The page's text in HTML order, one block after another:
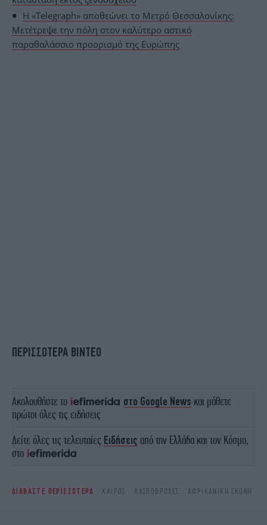
Η «Telegraph» αποθεώνει το Μετρό Θεσσαλονίκης:
Μετέτρεψε την πόλη στον καλύτερο αστικό
παραθαλάσσιο προορισμό της Ευρώπης
ΠΕΡΙΣΣΟΤΕΡΑ ΒΙΝΤΕΟ
Ακολουθήστε το στο Google News και μάθετε
πρώτοι όλες τις ειδήσεις
Δείτε όλες τις τελευταίες Ειδήσεις από την Ελλάδα και τον Κόσμο,
στο
ΔΙΑΒΑΣΤΕ ΠΕΡΙΣΣΟΤΕΡΑ ΚΑΙΡΌΣ ΛΑΣΠΟΒΡΟΧΈΣ ΑΦΡΙΚΑΝΙΚΉ ΣΚΌΝΗ